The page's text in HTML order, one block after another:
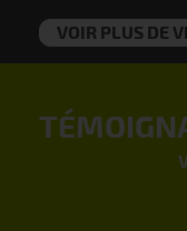
VOIR PLUS DE